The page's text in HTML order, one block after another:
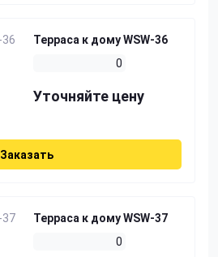
Терраса к дому WSW-36
0
Уточняйте цену
Заказать
Терраса к дому WSW-37
0